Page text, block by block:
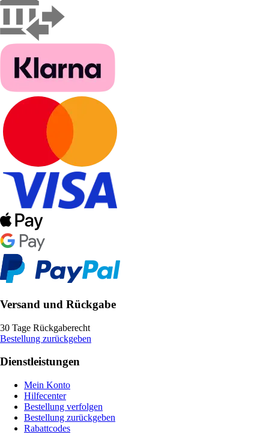
Versand und Rückgabe
30 Tage Rückgaberecht
Bestellung zurückgeben
Dienstleistungen
Mein Konto
Hilfecenter
Bestellung verfolgen
Bestellung zurückgeben
Rabattcodes